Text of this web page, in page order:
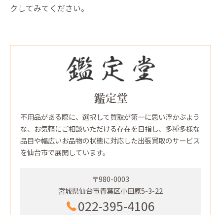
クしてみてください。
鑑定堂
不用品がある際に、選択して買取が第一に思い浮かぶよう
な、お気軽にご相談いただける存在を目指し、多種多様な
品目や幅広いお品物の状態に対応した出張買取のサービス
を仙台市で展開しています。
〒980-0003
宮城県仙台市青葉区小田原5-3-22
022-395-4106